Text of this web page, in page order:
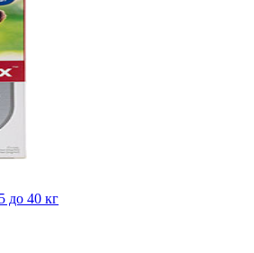
до 40 кг